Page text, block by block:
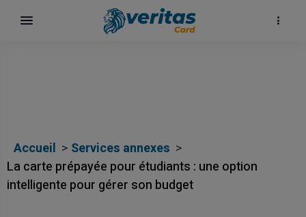
Accueil
Services annexes
La carte prépayée pour étudiants : une option
intelligente pour gérer son budget